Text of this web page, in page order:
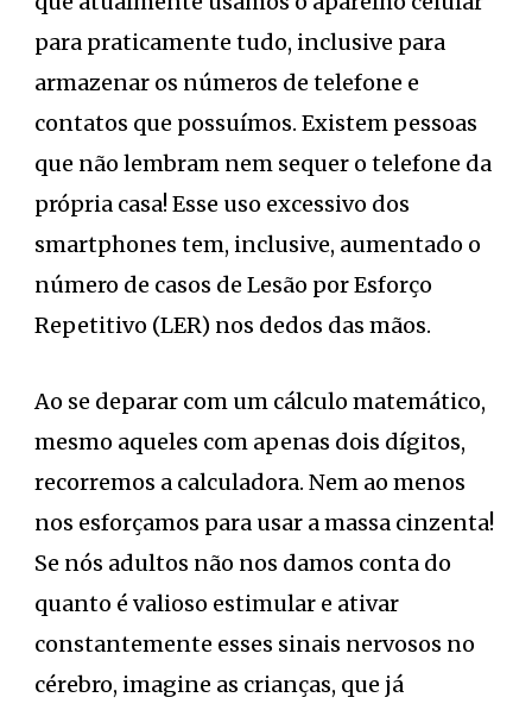
para praticamente tudo, inclusive para
armazenar os números de telefone e
contatos que possuímos. Existem pessoas
que não lembram nem sequer o telefone da
própria casa! Esse uso excessivo dos
smartphones tem, inclusive, aumentado o
número de casos de Lesão por Esforço
Repetitivo (LER) nos dedos das mãos.
Ao se deparar com um cálculo matemático,
mesmo aqueles com apenas dois dígitos,
recorremos a calculadora. Nem ao menos
nos esforçamos para usar a massa cinzenta!
Se nós adultos não nos damos conta do
quanto é valioso estimular e ativar
constantemente esses sinais nervosos no
cérebro, imagine as crianças, que já